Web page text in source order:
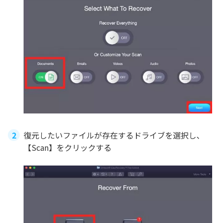
復元したいファイルが存在するドライブを選択し、
【Scan】をクリックする